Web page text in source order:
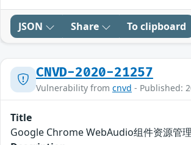
JSON Share To clipboard
CNVD-2020-21257
Vulnerability from cnvd - Published:
Title
Google Chrome WebAudio组件资源管